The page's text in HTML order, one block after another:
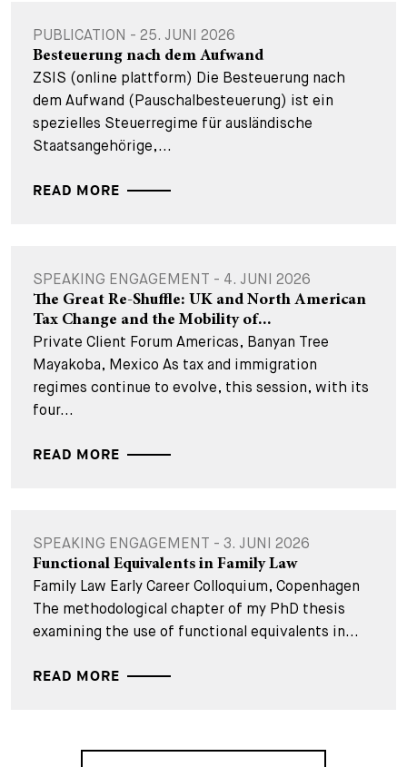
PUBLICATION - 25. JUNI 2026
Besteuerung nach dem Aufwand
ZSIS (online plattform) Die Besteuerung nach
dem Aufwand (Pauschalbesteuerung) ist ein
spezielles Steuerregime für ausländische
Staatsangehörige,...
READ MORE
SPEAKING ENGAGEMENT - 4. JUNI 2026
The Great Re-Shuffle: UK and North American
Tax Change and the Mobility of...
Private Client Forum Americas, Banyan Tree
Mayakoba, Mexico As tax and immigration
regimes continue to evolve, this session, with its
four...
READ MORE
SPEAKING ENGAGEMENT - 3. JUNI 2026
Functional Equivalents in Family Law
Family Law Early Career Colloquium, Copenhagen
The methodological chapter of my PhD thesis
examining the use of functional equivalents in...
READ MORE